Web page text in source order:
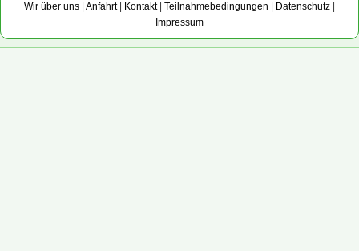
Wir über uns Anfahrt| Kontakt| Teilnahmebedingungen Datenschutz
Impressum